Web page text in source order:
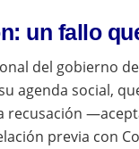
un fallo
del gobierno
agenda social,
recusación
previa con